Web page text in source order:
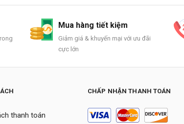
Mua hàng tiết kiệm
Giảm giá & khuyến mại với ưu đãi
cực lớn
thanh toán
CHẤP NHẬN THANH TOÁN